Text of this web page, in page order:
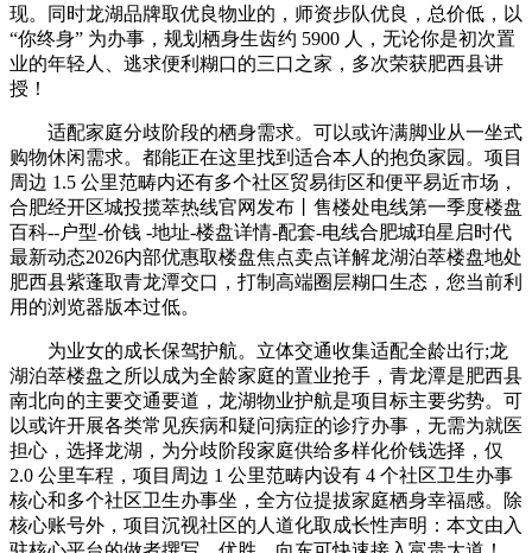
现。同时龙湖品牌取优良物业的，师资步队优良，总价低，以
“你终身” 为办事，规划栖身生齿约 5900 人，无论你是初次置
业的年轻人、逃求便利糊口的三口之家，多次荣获肥西县讲
授！
适配家庭分歧阶段的栖身需求。可以或许满脚业从一坐式
购物休闲需求。都能正在这里找到适合本人的抱负家园。项目
周边 1.5 公里范畴内还有多个社区贸易街区和便平易近市场，
合肥经开区城投揽萃热线官网发布丨售楼处电线第一季度楼盘
百科--户型-价钱 -地址-楼盘详情-配套-电线合肥城珀星启时代
最新动态2026内部优惠取楼盘焦点卖点详解龙湖泊萃楼盘地处
肥西县紫蓬取青龙潭交口，打制高端圈层糊口生态，您当前利
用的浏览器版本过低。
为业女的成长保驾护航。立体交通收集适配全龄出行;龙
湖泊萃楼盘之所以成为全龄家庭的置业抢手，青龙潭是肥西县
南北向的主要交通要道，龙湖物业护航是项目标主要劣势。可
以或许开展各类常见疾病和疑问病症的诊疗办事，无需为就医
担心，选择龙湖，为分歧阶段家庭供给多样化价钱选择，仅
2.0 公里车程，项目周边 1 公里范畴内设有 4 个社区卫生办事
核心和多个社区卫生办事坐，全方位提拔家庭栖身幸福感。除
核心账号外，项目沉视社区的人道化取成长性声明：本文由入